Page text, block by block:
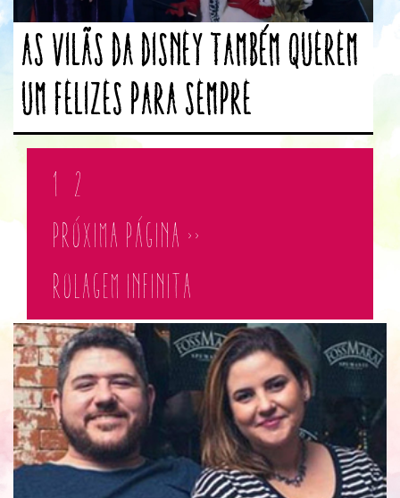
As vilãs da Disney também querem
um Felizes para Sempre
1 2
PRÓXIMA PÁGINA >>
ROLAGEM INFINITA